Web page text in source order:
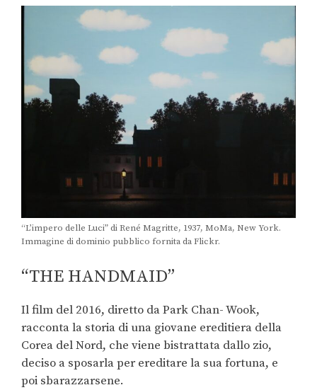
“L’impero delle Luci” di René Magritte, 1937, MoMa, New York.
Immagine di dominio pubblico fornita da Flickr.
“THE HANDMAID”
Il film del 2016, diretto da Park Chan- Wook,
racconta la storia di una giovane ereditiera della
Corea del Nord, che viene bistrattata dallo zio,
deciso a sposarla per ereditare la sua fortuna, e
poi sbarazzarsene.